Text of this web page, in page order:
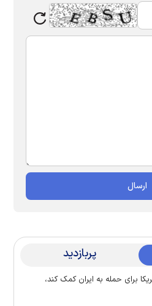
پربازدید
برای حمله به ایران کمک کند،